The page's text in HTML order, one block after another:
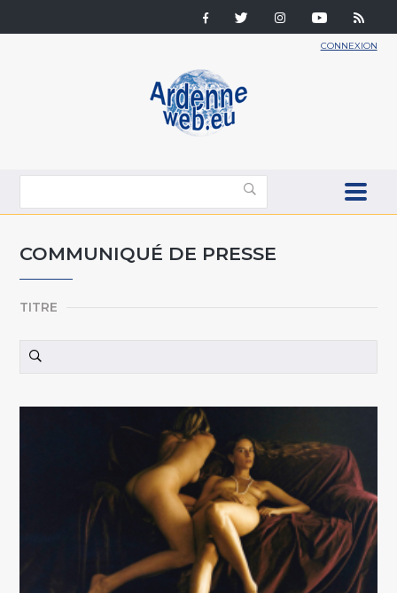
CONNEXION
COMMUNIQUÉ DE PRESSE
TITRE